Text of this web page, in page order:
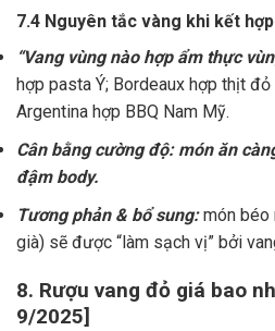
7.4 Nguyên tắc vàng khi kết hợp
“Vang vùng nào hợp ẩm thực
hợp pasta Ý; Bordeaux hợp thịt
Argentina hợp BBQ Nam Mỹ.
Cân bằng cường độ: món ăn
đậm body.
Tương phản & bổ sung:món béo
già) sẽ được “làm sạch vị” bởi
8. Rượu vang đỏ giá bao
9/2025]